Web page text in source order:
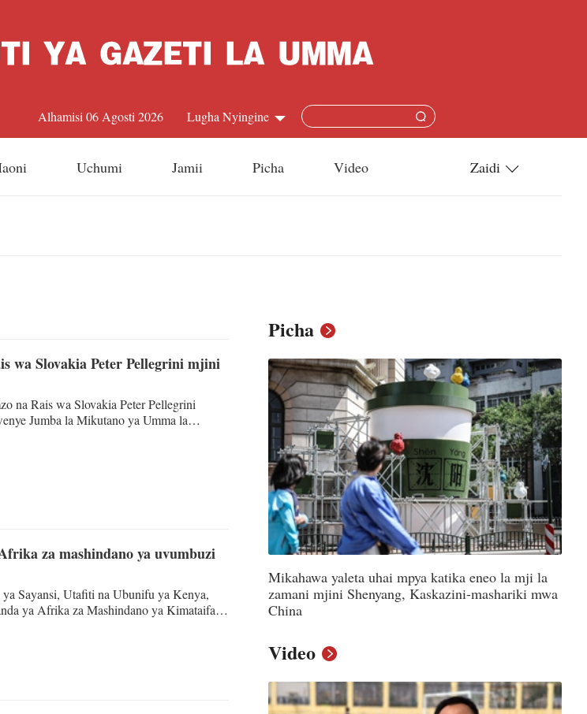
Lugha Nyingine
ภาษาไทย
Alhamisi 06 Agosti 2026
Uchumi Jamii Picha Video Zaidi
wa Slovakia Peter Pellegrini mjini
na Rais wa Slovakia Peter Pellegrini
Jumba la Mikutano ya Umma la
- Rais wa China Xi Jinping amefanya
mjini Beijing jana Jumanne akisema
za mashindano ya uvumbuzi
Sayansi, Utafiti na Ubunifu ya Kenya,
ya Afrika za Mashindano ya Kimataifa
2026 jijini Nairobi, Kenya, Julai 27, 2026.
Fainali za Kanda ya Afrika za
Picha
Mikahawa yaleta uhai mpya katika eneo la mji la
zamani mjini Shenyang, Kaskazini-mashariki mwa
China
Video